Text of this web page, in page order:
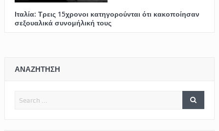
Ιταλία: Τρεις 15χρονοι κατηγορούνται ότι κακοποίησαν
σεξουαλικά συνομήλική τους
ΑΝΑΖΗΤΗΣΗ